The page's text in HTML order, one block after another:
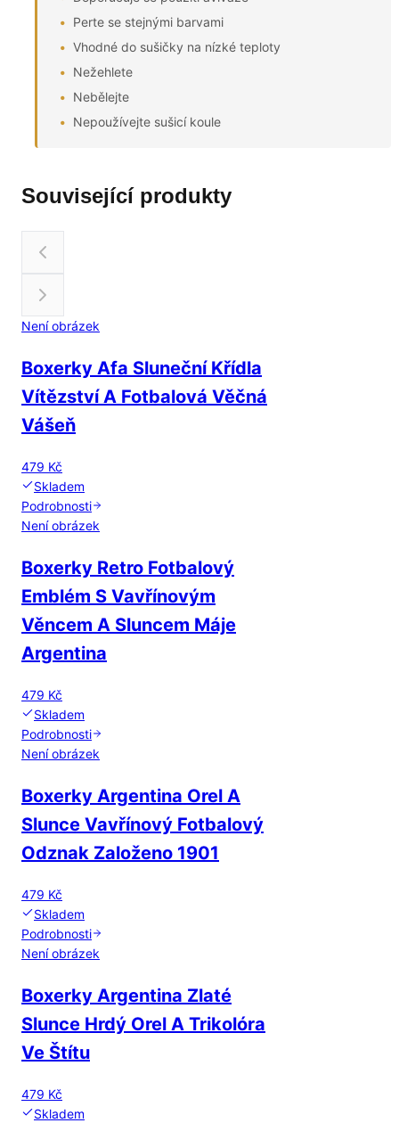
Perte se stejnými barvami
Vhodné do sušičky na nízké teploty
Nežehlete
Nebělejte
Nepoužívejte sušicí koule
Související produkty
Není obrázek
Boxerky Afa Sluneční Křídla
Vítězství A Fotbalová Věčná
Vášeň
479 Kč
Skladem
Podrobnosti
Není obrázek
Boxerky Retro Fotbalový
Emblém S Vavřínovým
Věncem A Sluncem Máje
Argentina
479 Kč
Skladem
Podrobnosti
Není obrázek
Boxerky Argentina Orel A
Slunce Vavřínový Fotbalový
Odznak Založeno 1901
479 Kč
Skladem
Podrobnosti
Není obrázek
Boxerky Argentina Zlaté
Slunce Hrdý Orel A Trikolóra
Ve Štítu
479 Kč
Skladem